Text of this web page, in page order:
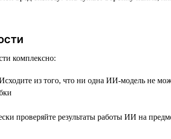
комплексно:
из того, что ни одна ИИ-модель не
проверяйте результаты работы ИИ на